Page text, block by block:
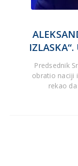
Predsednik
obratio naciji
rekao